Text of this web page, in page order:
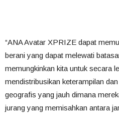
“ANA Avatar XPRIZE dapat
berani yang dapat melewati
memungkinkan kita untuk secara
mendistribusikan keterampilan
geografis yang jauh dimana
jurang yang memisahkan antara